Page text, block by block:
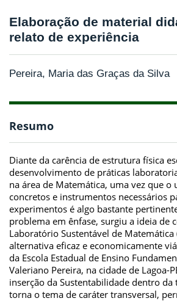
Elaboração de material
relato de experiência
Pereira, Maria das Graças da Silva
Resumo
Diante da carência de estrutura física
desenvolvimento de práticas
na área de Matemática, uma vez que o
concretos e instrumentos necessários
experimentos é algo bastante
problema em ênfase, surgiu a ideia de
Laboratório Sustentável de Matemática
alternativa eficaz e economicamente
da Escola Estadual de Ensino
Valeriano Pereira, na cidade de Lagoa-
inserção da Sustentabilidade dentro da
torna o tema de caráter transversal,